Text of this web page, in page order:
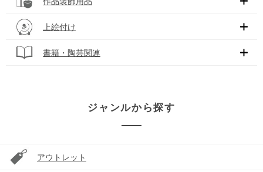
上絵付け
書籍・陶芸関連
ジャンルから探す
アウトレット